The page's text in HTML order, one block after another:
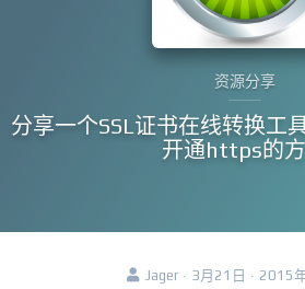
资源分享
分享一个SSL证书在线转换工
开通https的
Jager · 3月21日 · 2015